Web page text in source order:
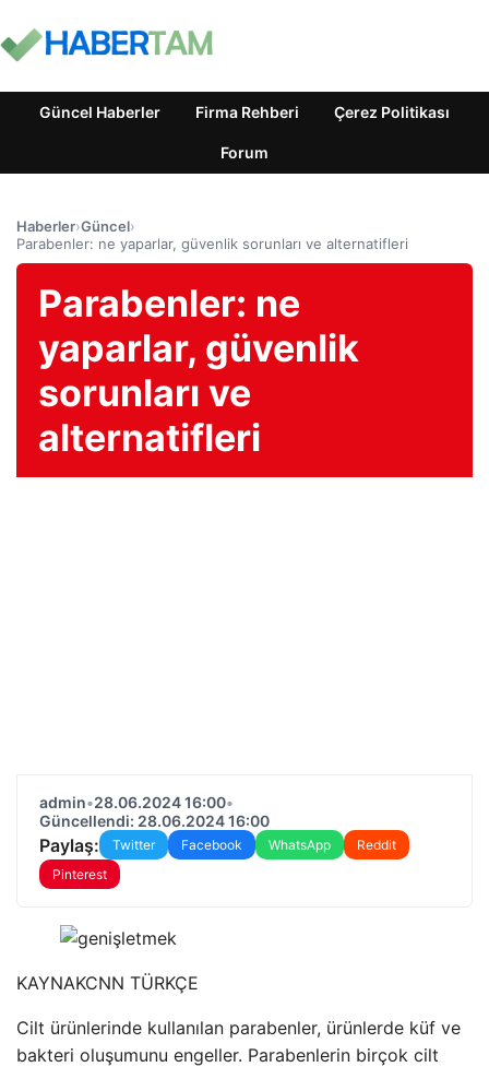
Güncel Haberler Firma Rehberi Çerez Politikası
Forum
Haberler›Güncel›
Parabenler: ne yaparlar, güvenlik sorunları ve alternatifleri
Parabenler: ne
yaparlar, güvenlik
sorunları ve
alternatifleri
admin•28.06.2024 16:00•
Güncellendi: 28.06.2024 16:00
Paylaş: Twitter Facebook WhatsApp
Reddit
Pinterest
KAYNAKCNN TÜRKÇE
Cilt ürünlerinde kullanılan parabenler, ürünlerde küf ve
bakteri oluşumunu engeller. Parabenlerin birçok cilt